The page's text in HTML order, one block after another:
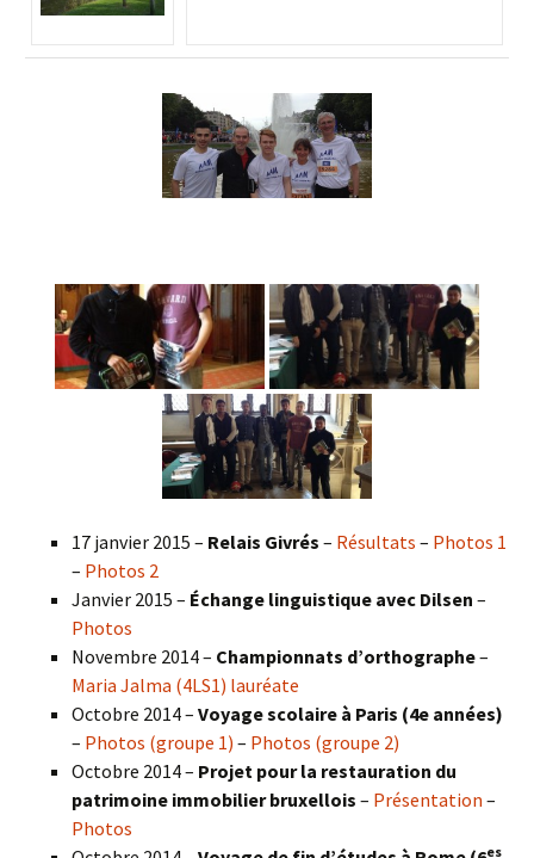
17 janvier 2015 – Relais Givrés – Résultats – Photos 1
– Photos 2
Janvier 2015 – Échange linguistique avec Dilsen –
Photos
Novembre 2014 – Championnats d’orthographe–
Maria Jalma (4LS1) lauréate
Octobre 2014 – Voyage scolaire à Paris (4e années)
– Photos (groupe 1) – Photos (groupe 2)
Octobre 2014 – Projet pour la restauration du
patrimoine immobilier bruxellois – Présentation –
Photos
es